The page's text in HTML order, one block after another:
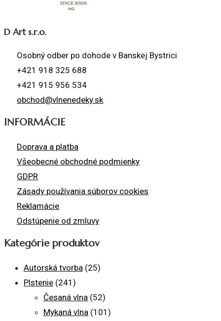
D Art s.r.o.
Osobný odber po dohode v Banskej Bystrici
+421 918 325 688
+421 915 956 534
obchod@vlnenedeky.sk
INFORMÁCIE
Doprava a platba
Všeobecné obchodné podmienky
GDPR
Zásady používania súborov cookies
Reklamácie
Odstúpenie od zmluvy
Kategórie produktov
Autorská tvorba (25)
Plstenie (241)
Česaná vlna (52)
Mykaná vlna (101)